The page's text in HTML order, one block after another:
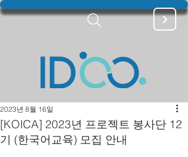
[KOICA] 2023년 프로젝트 봉사단 12
기 (한국어교육) 모집 안내
2023년 8월 16일